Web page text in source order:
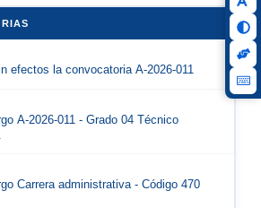
efectos la convocatoria A-2026-011
A-2026-011 - Grado 04 Técnico
Carrera administrativa - Código 470